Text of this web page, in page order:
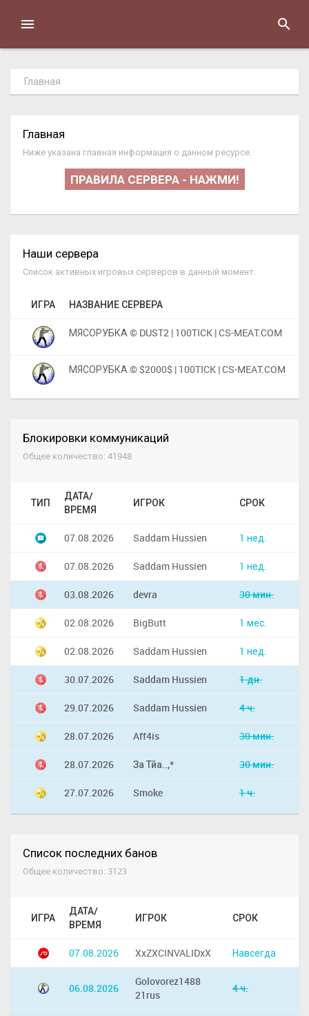
Главная
Главная
Ниже указана главная информация о данном ресурсе.
ПРАВИЛА СЕРВЕРА - НАЖМИ!
Наши сервера
Список активных игровых серверов в данный момент.
ИГРА НАЗВАНИЕ СЕРВЕРА
МЯСОРУБКА © DUST2 | 100TICK | CS-MEAT.COM
МЯСОРУБКА © $2000$ | 100TICK | CS-MEAT.COM
Блокировки коммуникаций
Общее количество: 41948
ТИП
ДАТА/
ВРЕМЯ
ИГРОК СРОК
07.08.2026 Saddam Hussien 1 нед.
07.08.2026 Saddam Hussien 1 нед.
03.08.2026 devra 30 мин.
02.08.2026 BigButt 1 мес.
02.08.2026 Saddam Hussien 1 нед.
30.07.2026 Saddam Hussien 1 дн.
29.07.2026 Saddam Hussien 4 ч.
28.07.2026 Aff4is 30 мин.
28.07.2026 За Тйа..,* 30 мин.
27.07.2026 Smoke 1 ч.
Список последних банов
Общее количество: 3123
ИГРА
ДАТА/
ВРЕМЯ
ИГРОК СРОК
07.08.2026 XxZXCINVALIDxX Навсегда
06.08.2026
Golovorez1488
21rus
4 ч.